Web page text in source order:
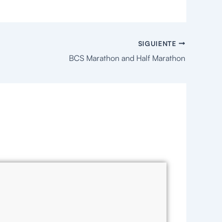
SIGUIENTE
BCS Marathon and Half Marathon